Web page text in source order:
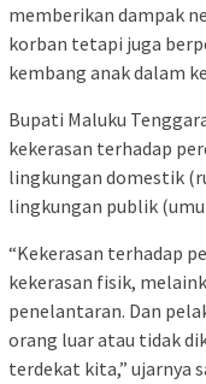
memberikan dampak
korban tetapi juga
kembang anak dalam
Bupati Maluku
kekerasan terhadap
lingkungan domestik
lingkungan publik
“Kekerasan terhadap
kekerasan fisik,
penelantaran. Dan
orang luar atau tidak
terdekat kita,” ujarnya